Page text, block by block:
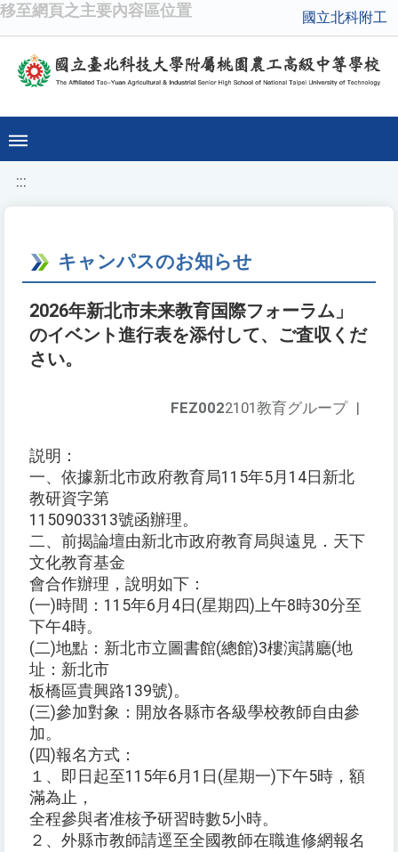
移至網頁之主要內容區位置 國立北科附工
:::
キャンパスのお知らせ
2026年新北市未来教育国際フォーラム」
のイベント進行表を添付して、ご査収くだ
さい。
FEZ0022101教育グループ |
説明：
一、依據新北市政府教育局115年5月14日新北
教研資字第
1150903313號函辦理。
二、前揭論壇由新北市政府教育局與遠見．天下
文化教育基金
會合作辦理，說明如下：
(一)時間：115年6月4日(星期四)上午8時30分至
下午4時。
(二)地點：新北市立圖書館(總館)3樓演講廳(地
址：新北市
板橋區貴興路139號)。
(三)參加對象：開放各縣市各級學校教師自由參
加。
(四)報名方式：
１、即日起至115年6月1日(星期一)下午5時，額
滿為止，
全程參與者准核予研習時數5小時。
２、外縣市教師請逕至全國教師在職進修網報名